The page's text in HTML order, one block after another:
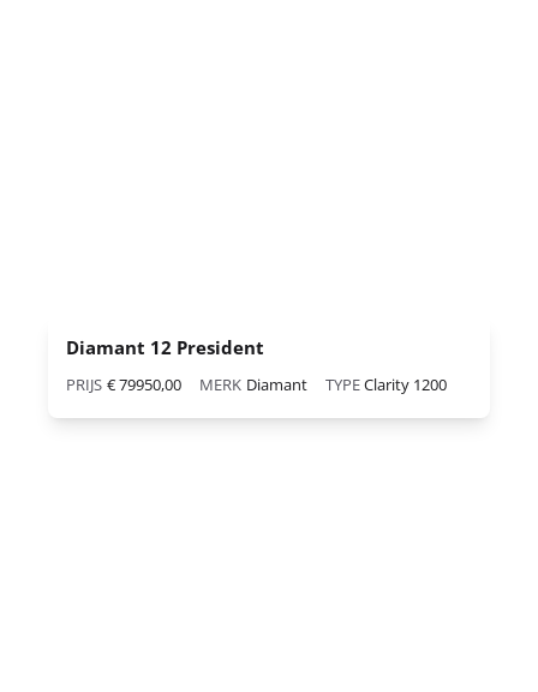
Diamant 12 President
PRIJS € 79950,00 MERK Diamant TYPE Clarity 1200